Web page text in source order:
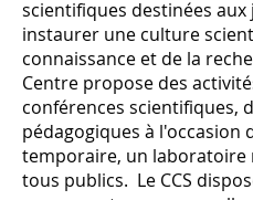
scientifiques destinées
instaurer une culture
connaissance et de la
Centre propose des
conférences scientifiques,
pédagogiques à l'occasion
temporaire, un laboratoire
tous publics. Le CCS